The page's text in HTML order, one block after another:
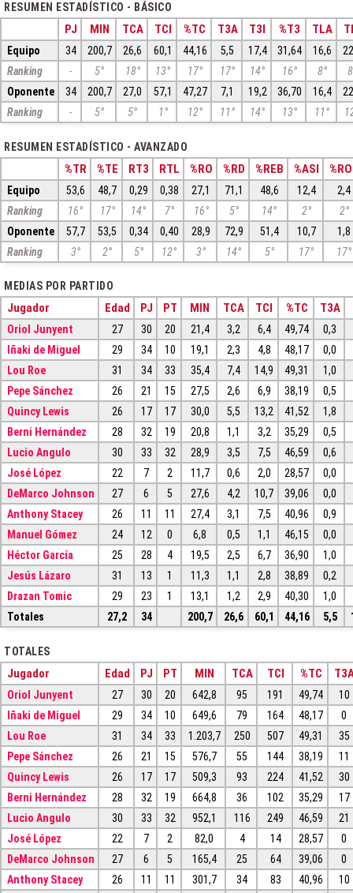
RESUMEN ESTADÍSTICO - BÁSICO
PJ MIN TCA TCI %TC T3A T3I %T3 TLA
Equipo 34 200,7 26,6 60,1 44,16 5,5 17,4 31,64 16,6
Ranking
- 5° 18° 13° 17° 17° 14° 16° 8°
Oponente
34 200,7 27,0 57,1 47,27 7,1 19,2 36,70 16,4
Ranking
- 5° 5° 1° 12° 11° 14° 13° 11°
RESUMEN ESTADÍSTICO - AVANZADO
%TR %TE RT3 RTL %RO %RD %REB %ASI
Equipo 53,6 48,7 0,29 0,38 27,1 71,1 48,6 12,4
2,4
Ranking
16° 17° 14° 7° 16° 5° 14° 2°
2°
Oponente
57,7 53,5 0,34 0,40 28,9 72,9 51,4 10,7
1,8
Ranking
3° 2° 5° 12° 3° 14° 5° 17° 17°
MEDIAS POR PARTIDO
Jugador Edad PJ PT MIN TCA TCI %TC T3A
Oriol Junyent 27 30 20 21,4 3,2 6,4 49,74
0,3
Iñaki de Miguel
29 34 10 19,1 2,3 4,8 48,17
0,0
Lou Roe
31 34 33 35,4 7,4 14,9 49,31
1,0
Pepe Sánchez
26 21 15 27,5 2,6 6,9 38,19
0,5
Quincy Lewis
26 17 17 30,0 5,5 13,2 41,52
1,8
Berni Hernández
28 32 19 20,8 1,1 3,2 35,29
0,5
Lucio Angulo
30 33 32 28,9 3,5 7,5 46,59
0,6
José López
22 7 2 11,7 0,6 2,0 28,57
0,0
DeMarco Johnson
27 6 5 27,6 4,2 10,7 39,06
0,0
Anthony Stacey
26 11 11 27,4 3,1 7,5 40,96
0,9
Manuel Gómez
24 12 0 6,8 0,5 1,1 46,15
0,0
Héctor García
25 28 4 19,5 2,5 6,7 36,90
1,0
Jesús Lázaro
31 13 1 11,3 1,1 2,8 38,89
0,2
Drazan Tomic
29 23 1 13,1 1,2 2,9 40,30
1,0
Totales
27,2 34 200,7 26,6 60,1 44,16 5,5
TOTALES
Jugador Edad PJ PT MIN TCA TCI %TC
Oriol Junyent 27 30 20 642,8 95 191 49,74
10
Iñaki de Miguel
29 34 10 649,6 79 164 48,17
0
Lou Roe
31 34 33 1.203,7 250 507 49,31
35
Pepe Sánchez
26 21 15 576,7 55 144 38,19
11
Quincy Lewis
26 17 17 509,3 93 224 41,52
30
Berni Hernández
28 32 19 664,8 36 102 35,29
17
Lucio Angulo
30 33 32 952,1 116 249 46,59
21
José López
22 7 2 82,0 4 14 28,57
0
DeMarco Johnson
27 6 5 165,4 25 64 39,06
0
Anthony Stacey
26 11 11 301,7 34 83 40,96 10